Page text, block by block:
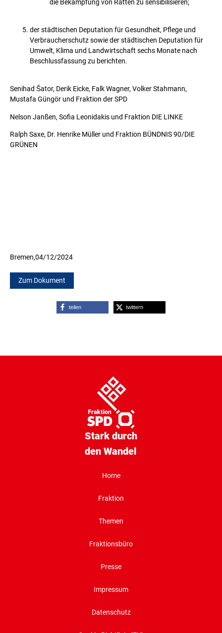
die Bekämpfung von Ratten zu sensibilisieren;
der städtischen Deputation für Gesundheit, Pflege und
Verbraucherschutz sowie der städtischen Deputation für
Umwelt, Klima und Landwirtschaft sechs Monate nach
Beschlussfassung zu berichten.
Senihad Šator, Derik Eicke, Falk Wagner, Volker Stahmann,
Mustafa Güngör und Fraktion der SPD
Nelson Janßen, Sofia Leonidakis und Fraktion DIE LINKE
Ralph Saxe, Dr. Henrike Müller und Fraktion BÜNDNIS 90/DIE
GRÜNEN
Bremen,04/12/2024
Zum Dokument
teilen twittern
Stark durch
den Wandel
Home
Fraktion
Themen
Fraktionsbüro
Presse
Impressum
Datenschutz